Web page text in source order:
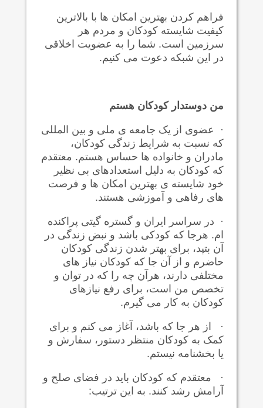
فراهم کردن بهترین امکان ها با بالاترین
کیفیت شایسته کودکان و مردم هر
سرزمین است. شما را به عضویت اخلاقی
در این شبکه دعوت می کنیم.
من دوستدار کودکان هستم
· عضوی از یک جامعه ی ملی و بین المللی
که نسبت به شرایط زندگی کودکان،
مادران و خانواده ها حساس هستم. معتقدم
که کودکان به دلیل استعدادهای بی نظیر
خود شایسته ی بهترین امکان ها و فرصت
های رفاهی و آموزشی هستند.
· در سراسر ایران و گستره گیتی پراکنده
ام. هرجا که کودکی باشد و نبض زندگی در
آن بتپد، برای بهتر شدن زندگی کودکان
حاضرم و از آن جا که کودکان نیاز های
مختلفی دارند، هرآن چه را که در توان و
تخصص من است، برای رفع نیازهای
کودکان به کار می گیرم.
· از هر جا که باشد، آغاز می کنم و برای
کمک به کودکان منتظر دستور، سفارش و
یا بخشنامه نیستم.
· معتقدم که کودکان باید در فضای صلح و
آرامش رشد کنند. به این ترتیب: